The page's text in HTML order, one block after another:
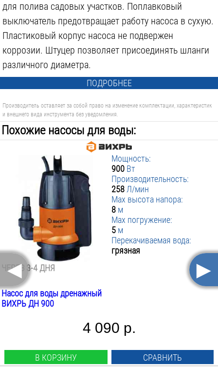
для полива садовых участков. Поплавковый
выключатель предотвращает работу насоса в сухую.
Пластиковый корпус насоса не подвержен
коррозии. Штуцер позволяет присоединять шланги
различного диаметра.
ПОДРОБНЕЕ
Производитель оставляет за собой право на изменение комплектации, характеристик
и внешнего вида инструмента без уведомления.
Похожие насосы для воды:
Мощность:
900 Вт
Производительность:
258 Л/мин
Max высота напора:
8 м
Max погружение:
5 м
Перекачиваемая вода:
грязная
ЧЕРЕЗ 3-4 ДНЯ
Насос для воды дренажный
ВИХРЬ ДН 900
4 090 р.
В КОРЗИНУ СРАВНИТЬ
◄ ►